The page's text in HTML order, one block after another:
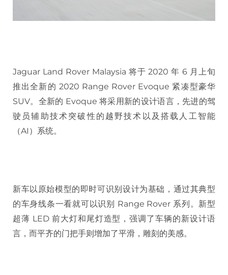
Jaguar Land Rover Malaysia 将于 2020 年 6 月上旬
推出全新的 2020 Range Rover Evoque 紧凑型豪华
SUV。全新的 Evoque 将采用新的设计语言，先进的驾
驶员辅助技术突破性的越野技术以及搭载人工智能
（AI）系统。
新车以原始模型的即时可识别设计为基础，通过其典型
的车身线条一看就可以识别 Range Rover 系列。新型
超薄 LED 前大灯和尾灯造型，强调了车辆的新设计语
言，而平齐的门把手则增加了平滑，雕刻的美感。